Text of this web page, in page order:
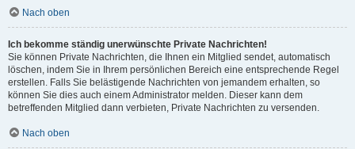
Nach oben
Ich bekomme ständig unerwünschte Private Nachrichten!
Sie können Private Nachrichten, die Ihnen ein Mitglied sendet, automatisch
löschen, indem Sie in Ihrem persönlichen Bereich eine entsprechende Regel
erstellen. Falls Sie belästigende Nachrichten von jemandem erhalten, so
können Sie dies auch einem Administrator melden. Dieser kann dem
betreffenden Mitglied dann verbieten, Private Nachrichten zu versenden.
Nach oben